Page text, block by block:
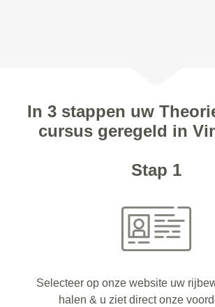
In 3 stappen uw
cursus geregeld in
Stap 1
Selecteer op onze website uw
halen & u ziet direct onze